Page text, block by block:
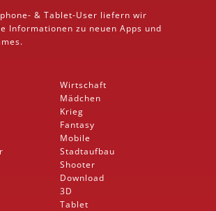
& Tablet-User liefern wir
Informationen zu neuen Apps und
Wirtschaft
Mädchen
Krieg
Fantasy
Mobile
Stadtaufbau
Shooter
Download
3D
Tablet